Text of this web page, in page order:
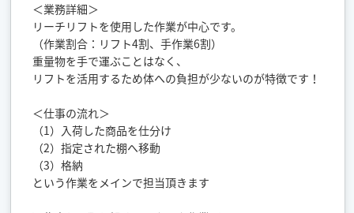
＜業務詳細＞
リーチリフトを使用した作業が中心です。
（作業割合：リフト4割、手作業6割）
重量物を手で運ぶことはなく、
リフトを活用するため体への負担が少ないのが特徴です！
＜仕事の流れ＞
（1）入荷した商品を仕分け
（2）指定された棚へ移動
（3）格納
という作業をメインで担当頂きます